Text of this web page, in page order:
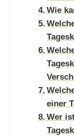
Wie
einer
Wer